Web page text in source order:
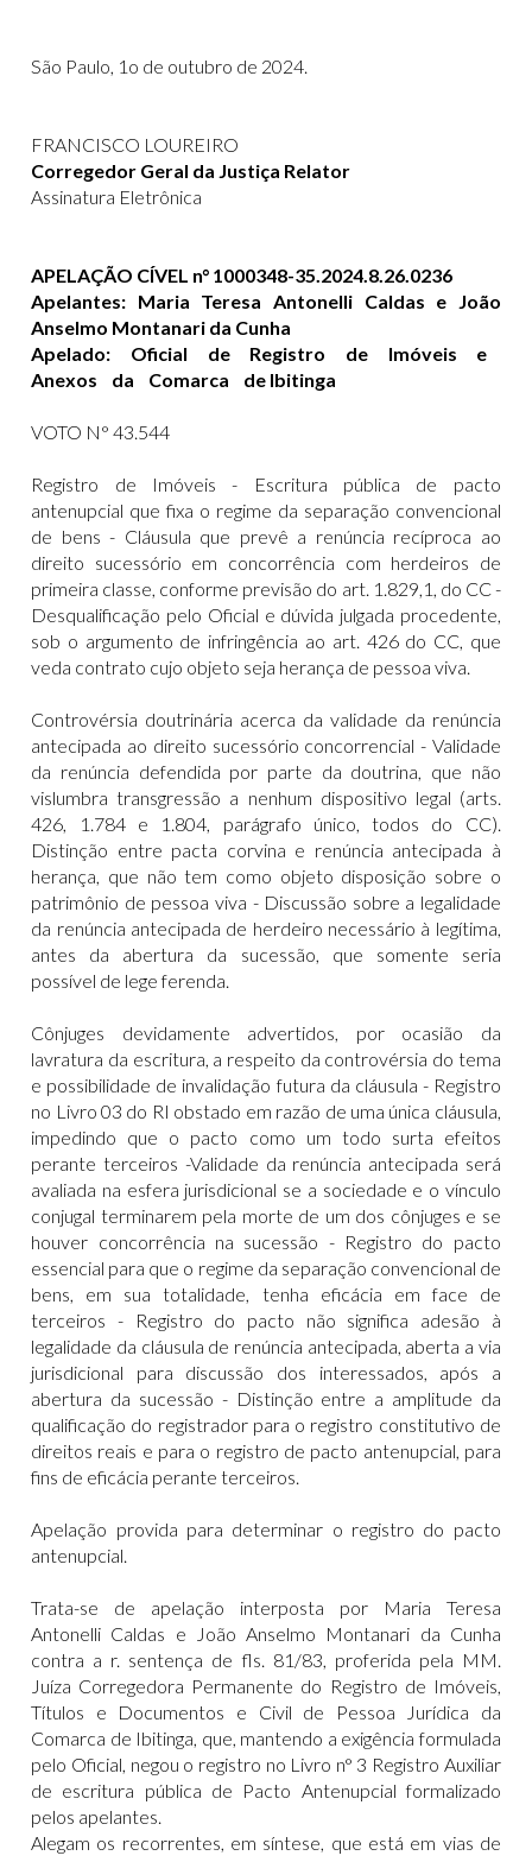
São Paulo, 1o de outubro de 2024.
FRANCISCO LOUREIRO
Corregedor Geral da Justiça Relator
Assinatura Eletrônica
APELAÇÃO CÍVEL n° 1000348-35.2024.8.26.0236
Apelantes: Maria Teresa Antonelli Caldas e João
Anselmo Montanari da Cunha
Apelado: Oficial de Registro de Imóveis e
Anexos da Comarca de Ibitinga
VOTO N° 43.544
Registro de Imóveis - Escritura pública de pacto
antenupcial que fixa o regime da separação convencional
de bens - Cláusula que prevê a renúncia recíproca ao
direito sucessório em concorrência com herdeiros de
primeira classe, conforme previsão do art. 1.829,1, do CC -
Desqualificação pelo Oficial e dúvida julgada procedente,
sob o argumento de infringência ao art. 426 do CC, que
veda contrato cujo objeto seja herança de pessoa viva.
Controvérsia doutrinária acerca da validade da renúncia
antecipada ao direito sucessório concorrencial - Validade
da renúncia defendida por parte da doutrina, que não
vislumbra transgressão a nenhum dispositivo legal (arts.
426, 1.784 e 1.804, parágrafo único, todos do CC).
Distinção entre pacta corvina e renúncia antecipada à
herança, que não tem como objeto disposição sobre o
patrimônio de pessoa viva - Discussão sobre a legalidade
da renúncia antecipada de herdeiro necessário à legítima,
antes da abertura da sucessão, que somente seria
possível de lege ferenda.
Cônjuges devidamente advertidos, por ocasião da
lavratura da escritura, a respeito da controvérsia do tema
e possibilidade de invalidação futura da cláusula - Registro
no Livro 03 do RI obstado em razão de uma única cláusula,
impedindo que o pacto como um todo surta efeitos
perante terceiros -Validade da renúncia antecipada será
avaliada na esfera jurisdicional se a sociedade e o vínculo
conjugal terminarem pela morte de um dos cônjuges e se
houver concorrência na sucessão - Registro do pacto
essencial para que o regime da separação convencional de
bens, em sua totalidade, tenha eficácia em face de
terceiros - Registro do pacto não significa adesão à
legalidade da cláusula de renúncia antecipada, aberta a via
jurisdicional para discussão dos interessados, após a
abertura da sucessão - Distinção entre a amplitude da
qualificação do registrador para o registro constitutivo de
direitos reais e para o registro de pacto antenupcial, para
fins de eficácia perante terceiros.
Apelação provida para determinar o registro do pacto
antenupcial.
Trata-se de apelação interposta por Maria Teresa
Antonelli Caldas e João Anselmo Montanari da Cunha
contra a r. sentença de fls. 81/83, proferida pela MM.
Juíza Corregedora Permanente do Registro de Imóveis,
Títulos e Documentos e Civil de Pessoa Jurídica da
Comarca de Ibitinga, que, mantendo a exigência formulada
pelo Oficial, negou o registro no Livro n° 3 Registro Auxiliar
de escritura pública de Pacto Antenupcial formalizado
pelos apelantes.
Alegam os recorrentes, em síntese, que está em vias de